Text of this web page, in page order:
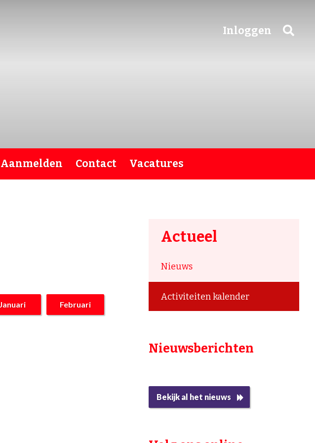
Inloggen
Aanmelden Contact Vacatures
Januari Februari
Actueel
Nieuws
Activiteiten kalender
Nieuwsberichten
Bekijk al het nieuws